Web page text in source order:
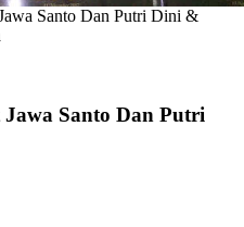
Santo Dan Putri Dini &
Santo Dan Putri